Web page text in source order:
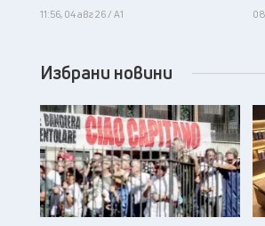
11:56, 04 авг 26 / А1
Избрани новини